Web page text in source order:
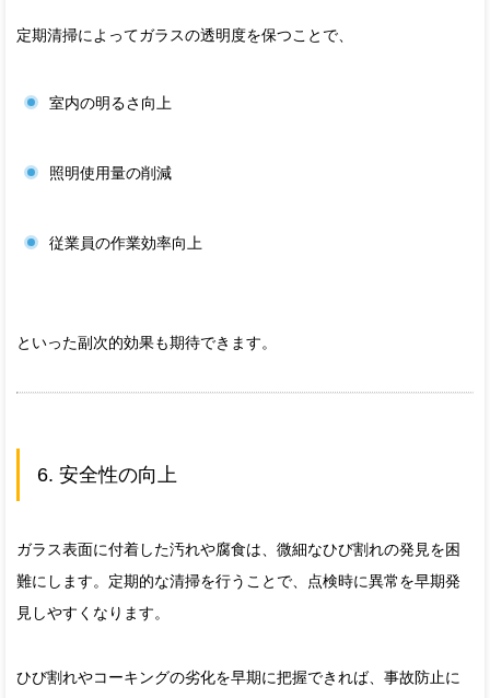
定期清掃によってガラスの透明度を保つことで、
室内の明るさ向上
照明使用量の削減
従業員の作業効率向上
といった副次的効果も期待できます。
6. 安全性の向上
ガラス表面に付着した汚れや腐食は、微細なひび割れの発見を困
難にします。定期的な清掃を行うことで、点検時に異常を早期発
見しやすくなります。
ひび割れやコーキングの劣化を早期に把握できれば、事故防止に